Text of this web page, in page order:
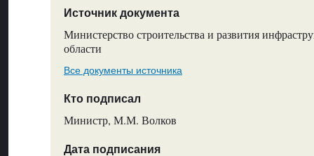
Источник документа
Министерство строительства и развития
области
Все документы источника
Кто подписал
Министр, М.М. Волков
Дата подписания